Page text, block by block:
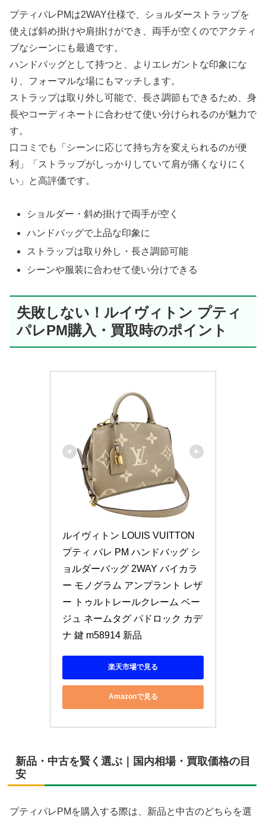
プティパレPMは2WAY仕様で、ショルダーストラップを
使えば斜め掛けや肩掛けができ、両手が空くのでアクティ
ブなシーンにも最適です。
ハンドバッグとして持つと、よりエレガントな印象にな
り、フォーマルな場にもマッチします。
ストラップは取り外し可能で、長さ調節もできるため、身
長やコーディネートに合わせて使い分けられるのが魅力で
す。
口コミでも「シーンに応じて持ち方を変えられるのが便
利」「ストラップがしっかりしていて肩が痛くなりにく
い」と高評価です。
ショルダー・斜め掛けで両手が空く
ハンドバッグで上品な印象に
ストラップは取り外し・長さ調節可能
シーンや服装に合わせて使い分けできる
失敗しない！ルイヴィトン プティ
パレPM購入・買取時のポイント
ルイヴィトン LOUIS VUITTON
プティ パレ PM ハンドバッグ シ
ョルダーバッグ 2WAY バイカラ
ー モノグラム アンプラント レザ
ー トゥルトレールクレーム ベー
ジュ ネームタグ パドロック カデ
ナ 鍵 m58914 新品
楽天市場で見る
Amazonで見る
新品・中古を賢く選ぶ｜国内相場・買取価格の目
安
プティパレPMを購入する際は、新品と中古のどちらを選